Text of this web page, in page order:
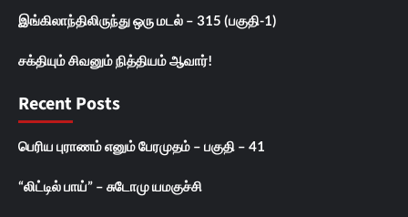
இங்கிலாந்திலிருந்து ஒரு மடல் – 315 (பகுதி-1)
சக்தியும் சிவனும் நித்தியம் ஆவார்!
Recent Posts
பெரிய புராணம் எனும் பேரமுதம் – பகுதி – 41
“லிட்டில் பாய்” – சுடோமு யமகுச்சி